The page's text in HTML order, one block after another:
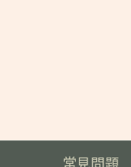
常見問題